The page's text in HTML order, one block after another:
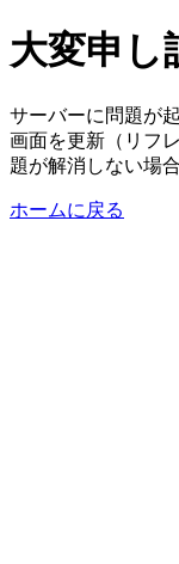
大変申し
サーバーに問題が
画面を更新（リフ
題が解消しない場
ホームに戻る